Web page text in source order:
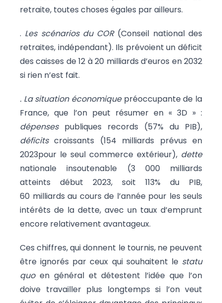
retraite, toutes choses égales par ailleurs.
. Les scénarios du COR(Conseil national des
retraites, indépendant). Ils prévoient un déficit
des caisses de 12 à 20 milliards d’euros en 2032
si rien n’est fait.
. La situation économiquepréoccupante de la
France, que l’on peut résumer en « 3D » :
dépensespubliques records (57% du PIB),
déficitscroissants (154 milliards prévus en
2023pour le seul commerce extérieur), dette
nationale insoutenable (3 000 milliards
atteints début 2023, soit 113% du PIB,
60 milliards au cours de l’année pour les seuls
intérêts de la dette, avec un taux d’emprunt
encore relativement avantageux.
Ces chiffres, qui donnent le tournis, ne peuvent
être ignorés par ceux qui souhaitent le statu
quoen général et détestent l’idée que l’on
doive travailler plus longtemps si l’on veut